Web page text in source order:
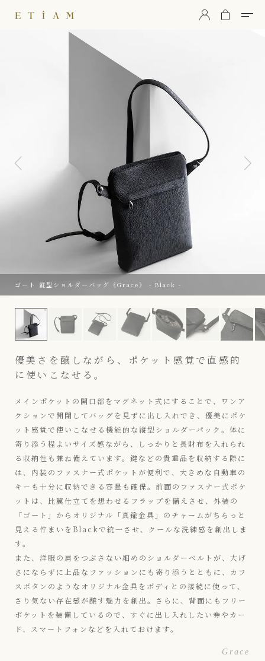
ゴート 縦型ショルダーバッグ《Grace》 - Black -
ゴート 縦型ショルダーバッグ《Grace》 - Black -
Grace
優美さを醸しながら、ポケット感覚で直感的
に使いこなせる。
メインポケットの開口部をマグネット式にすることで、ワンア
クションで開閉してバッグを見ずに出し入れでき、優美にポケ
ット感覚で使いこなせる機能的な縦型ショルダーパック。体に
寄り添う程よいサイズ感ながら、しっかりと長財布を入れられ
る収納性も兼ね備えています。鍵などの貴重品を収納する際に
は、内装のファスナー式ポケットが便利で、大きめな自動車の
キーも十分に収納できる容量も確保。前面のファスナー式ポケ
ットは、比翼仕立てを想わせるフラップを備えさせ、外装の
「ゴート」からオリジナル「真鍮金具」のチャームがちらっと
見える佇まいをBlackで統一させ、クールな洗練感を創出しま
す。
また、洋服の肩をつぶさない細めのショルダーベルトが、大げ
さにならずに上品なファッションにも寄り添うとともに、カフ
スボタンのようなオリジナル金具をボディとの接続に使って、
さり気ない存在感が醸す魅力を創出。さらに、背面にもフリー
ポケットを装備しているので、すぐに出し入れしたい券やカー
ド、スマートフォンなどを入れておけます。